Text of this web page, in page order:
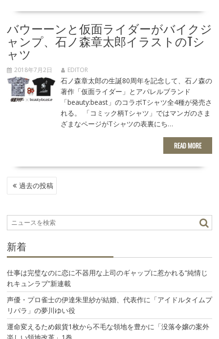
バウーーンと仮面ライダーがバイクジ
ャンプ、石ノ森章太郎イラストのTシ
ャツ
2018年7月2日 EDITOR
石ノ森章太郎の生誕80周年を記念して、石ノ森の
著作「仮面ライダー」とアパレルブランド
「beauty:beast」のコラボTシャツ全4種が発売さ
れる。 「コミック柄Tシャツ」ではマンガのさま
ざまなページがTシャツの表裏にち…
READ MORE
投
稿
ビ
ゲ
シ
ョ
ン
過去の投稿
新着
仕事は完璧なのに恋に不器用な上司のギャップに惹かれる“純情じ
れキュンラブ”新連載
声優・プロ雀士の伊達朱里紗が結婚、代表作に「アイドルタイムプ
リパラ」の夢川ゆい役
運命変えるため銀貨1枚から不毛な領地を豊かに「没落令嬢の案外